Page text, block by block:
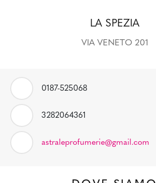
LA SPEZIA
VIA VENETO 201
0187-525068
3282064361
astraleprofumerie@gmail.com